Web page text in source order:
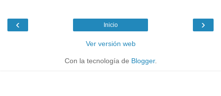
‹ ›
Inicio
Ver versión web
Con la tecnología de Blogger.